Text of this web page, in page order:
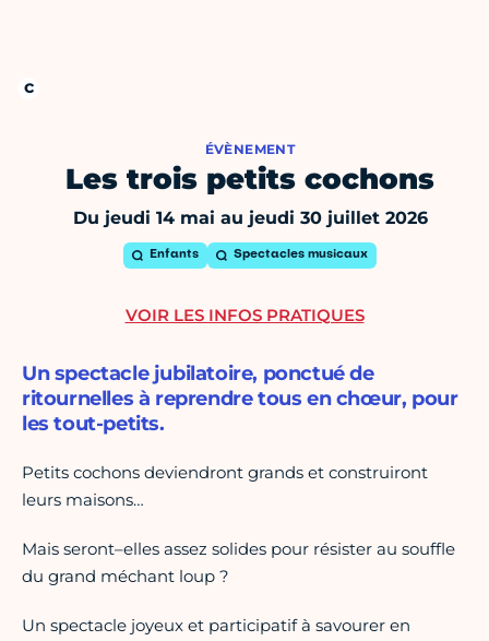
ÉVÈNEMENT
Les trois petits cochons
Du jeudi 14 mai au jeudi 30 juillet 2026
Enfants Spectacles musicaux
Un spectacle jubilatoire, ponctué de
ritournelles à reprendre tous en chœur, pour
les tout-petits.
Petits cochons deviendront grands et construiront
leurs maisons…
Mais seront–elles assez solides pour résister au souffle
du grand méchant loup ?
Un spectacle joyeux et participatif à savourer en
VOIR LES INFOS PRATIQUES